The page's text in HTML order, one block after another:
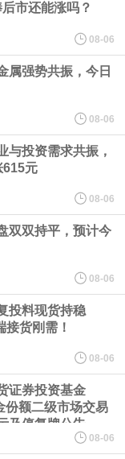
回调的美国同行，凸显了
软银股价收盘下跌4.4%，
日本存储芯片制造商铠侠
，上涨25%至11个月高位。
在如火如荼推进，项目所
层，并修出层层台地。但
国科技巨头总规模 150 亿
，英国富时100指数涨
斯托克50指数跌0.15%，
市还能涨吗？
08-06
属强势共振，今日
08-06
与投资需求共振，
615元
08-06
双双持平，预计今
08-06
投料现货持稳
货刚需！
08-06
证券投资基金
份额二级市场交易
及停复牌公告
08-06